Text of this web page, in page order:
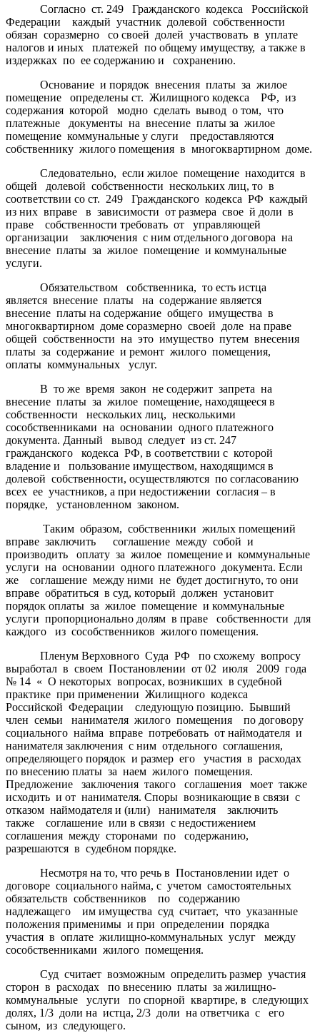
Согласно ст. 249 Гражданского кодекса Российской
Федерации каждый участник долевой собственности
обязан соразмерно со своей долей участвовать в уплате
налогов и иных платежей по общему имуществу, а также в
издержках по ее содержанию и сохранению.
Основание и порядок внесения платы за жилое
помещение определены ст. Жилищного кодекса РФ, из
содержания которой модно сделать вывод о том, что
платежные документы на внесение платы за жилое
помещение коммунальные у слуги предоставляются
собственнику жилого помещения в многоквартирном доме.
Следовательно, если жилое помещение находится в
общей долевой собственности нескольких лиц, то в
соответствии со ст. 249 Гражданского кодекса РФ каждый
из них вправе в зависимости от размера свое й доли в
праве собственности требовать от управляющей
организации заключения с ним отдельного договора на
внесение платы за жилое помещение и коммунальные
услуги.
Обязательством собственника, то есть истца
является внесение платы на содержание является
внесение платы на содержание общего имущества в
многоквартирном доме соразмерно своей доле на праве
общей собственности на это имущество путем внесения
платы за содержание и ремонт жилого помещения,
оплаты коммунальных услуг.
В то же время закон не содержит запрета на
внесение платы за жилое помещение, находящееся в
собственности нескольких лиц, несколькими
сособственниками на основании одного платежного
документа. Данный вывод следует из ст. 247
гражданского кодекса РФ, в соответствии с которой
владение и пользование имуществом, находящимся в
долевой собственности, осуществляются по согласованию
всех ее участников, а при недостижении согласия – в
порядке, установленном законом.
Таким образом, собственники жилых помещений
вправе заключить соглашение между собой и
производить оплату за жилое помещение и коммунальные
услуги на основании одного платежного документа. Если
же соглашение между ними не будет достигнуто, то они
вправе обратиться в суд, который должен установит
порядок оплаты за жилое помещение и коммунальные
услуги пропорционально долям в праве собственности для
каждого из сособственников жилого помещения.
Пленум Верховного Суда РФ по схожему вопросу
выработал в своем Постановлении от 02 июля 2009 года
№ 14 « О некоторых вопросах, возникших в судебной
практике при применении Жилищного кодекса
Российской Федерации следующую позицию. Бывший
член семьи нанимателя жилого помещения по договору
социального найма вправе потребовать от наймодателя и
нанимателя заключения с ним отдельного соглашения,
определяющего порядок и размер его участия в расходах
по внесению платы за наем жилого помещения.
Предложение заключения такого соглашения моет также
исходить и от нанимателя. Споры возникающие в связи с
отказом наймодателя и (или) нанимателя заключить
также соглашение или в связи с недостижением
соглашения между сторонами по содержанию,
разрешаются в судебном порядке.
Несмотря на то, что речь в Постановлении идет о
договоре социального найма, с учетом самостоятельных
обязательств собственников по содержанию
надлежащего им имущества суд считает, что указанные
положения применимы и при определении порядка
участия в оплате жилищно-коммунальных услуг между
сособственниками жилого помещения.
Суд считает возможным определить размер участия
сторон в расходах по внесению платы за жилищно-
коммунальные услуги по спорной квартире, в следующих
долях, 1/3 доли на истца, 2/3 доли на ответчика с его
сыном, из следующего.